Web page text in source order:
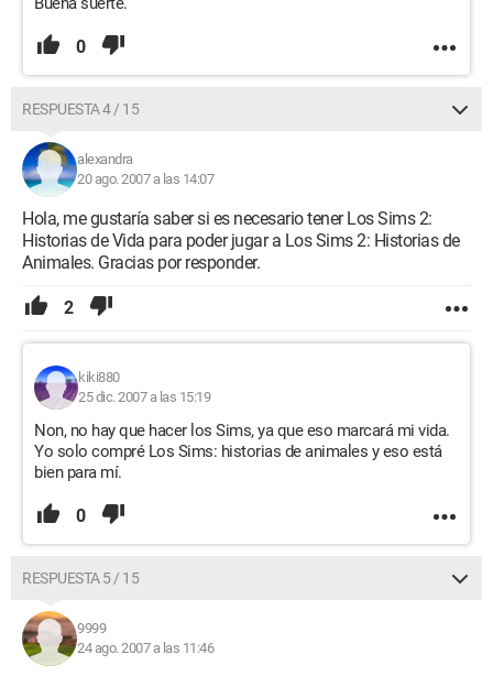
0
RESPUESTA 4 / 15
alexandra
20 ago. 2007 a las 14:07
Hola, me gustaría saber si es necesario tener Los Sims 2:
Historias de Vida para poder jugar a Los Sims 2: Historias de
Animales. Gracias por responder.
2
kiki880
25 dic. 2007 a las 15:19
Non, no hay que hacer los Sims, ya que eso marcará mi vida.
Yo solo compré Los Sims: historias de animales y eso está
bien para mí.
0
RESPUESTA 5 / 15
9999
24 ago. 2007 a las 11:46